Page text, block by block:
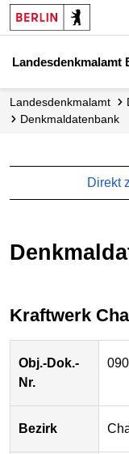
Landesdenkmalamt
Landesdenkmalamt
Denkmal­datenbank
Direkt
Kraftwerk
Obj.-Dok.-
Nr.
Bezirk